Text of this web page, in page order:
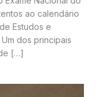
ao calendário
Estudos e
dos principais
[…]